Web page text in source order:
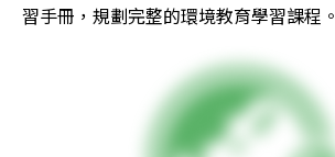
習手冊，規劃完整的環境教育學習課程。